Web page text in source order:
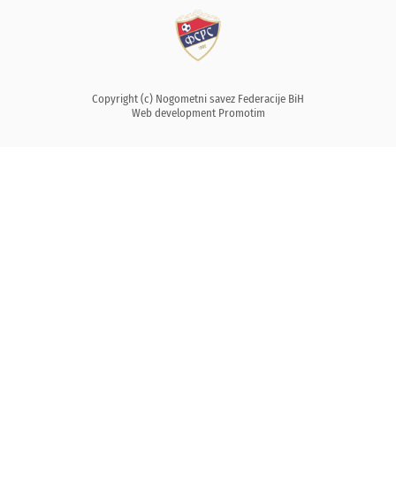
Copyright (c) Nogometni savez Federacije BiH
Web development Promotim